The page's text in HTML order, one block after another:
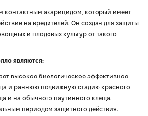
контактным акарицидом, который имеет
на вредителей. Он создан для защиты
и плодовых культур от такого
являются:
высокое биологическое эффективное
и раннюю подвижную стадию красного
и на обычного паутинного клеща.
периодом защитного действия.